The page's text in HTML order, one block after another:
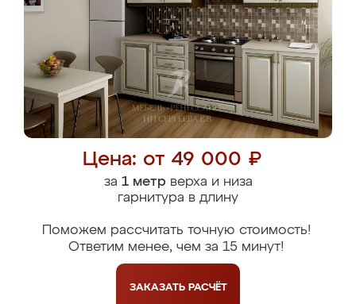
Цена: от 49 000 ₽
за 1 метрверха и низа
гарнитура в длину
Поможем рассчитать точную стоимость!
Ответим менее, чем за 15 минут!
ЗАКАЗАТЬ РАСЧЁТ